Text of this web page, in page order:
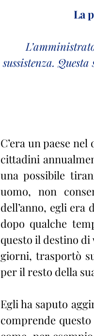
La
sussistenza.
C’era un paese
cittadini
una possibile
uomo, non
dell’anno, egli era
dopo qualche
questo il destino di
giorni, trasportò
per il resto della
Egli ha saputo
comprende